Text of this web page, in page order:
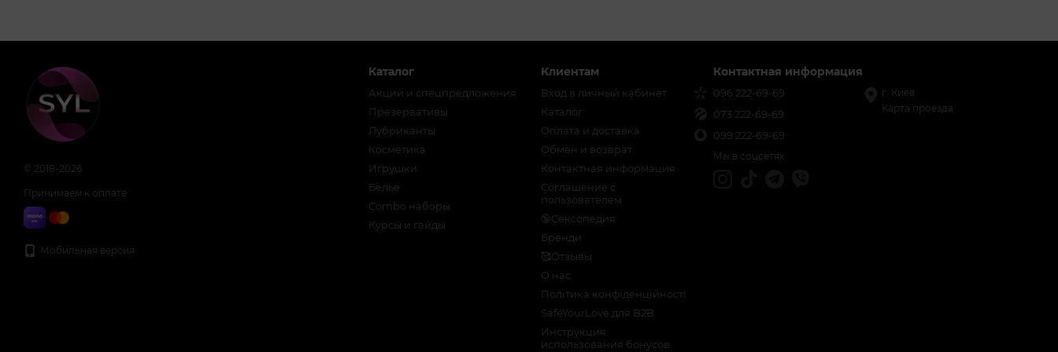
© 2018-2026
Принимаем к оплате
Мобильная версия
Каталог
Акции и спецпредложения
Презервативы
Лубриканты
Косметика
Игрушки
Белье
Combo наборы
Курсы и гайды
Клиентам
Вход в личный кабинет
Каталог
Оплата и доставка
Обмен и возврат
Контактная информация
Соглашение с
пользователем
🔞Сексопедия
Бренди
🥰Отзывы
О нас
Політика конфіденційності
SafeYourLove для B2B
Инструкция
использования бонусов
Контактная информация
096 222-69-69
073 222-69-69
099 222-69-69
г. Киев
Карта проезда
Мы в соцсетях